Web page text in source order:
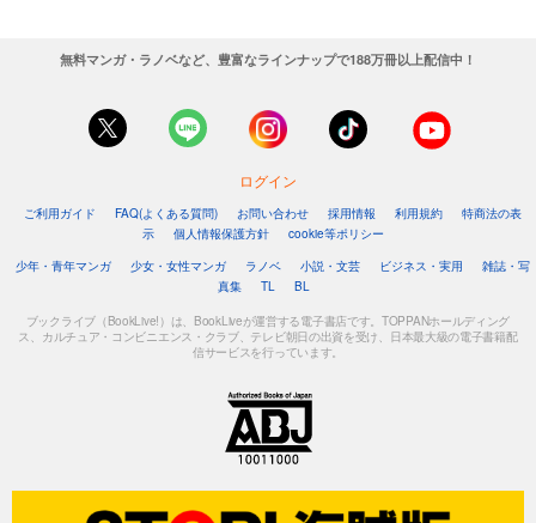
無料マンガ・ラノベなど、豊富なラインナップで188万冊以上配信中！
ログイン
ご利用ガイド FAQ(よくある質問) お問い合わせ 採用情報 利用規約
特商法の表
示
個人情報保護方針
cookie等ポリシー
少年・青年マンガ
少女・女性マンガ ラノベ 小説・文芸 ビジネス・実用
雑誌・写
真集
TL BL
ブックライブ（BookLive!）は、BookLiveが運営する電子書店です。TOPPANホールディング
ス、カルチュア・コンビニエンス・クラブ、テレビ朝日の出資を受け、日本最大級の電子書籍配
信サービスを行っています。